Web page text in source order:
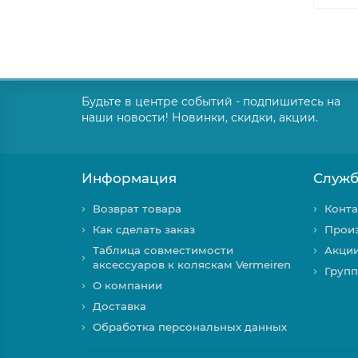
Будьте в центре событий - подпишитесь на
наши новости! Новинки, скидки, акции.
Информация
Возврат товара
Как сделать заказ
Таблица совместимости
аксессуаров к коляскам Vermeiren
О компании
Доставка
Обработка персональных данных